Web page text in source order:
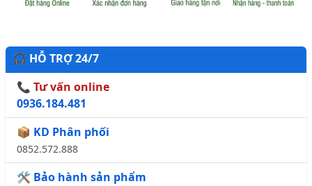
🎧 HỖ TRỢ 24/7
📞 Tư vấn online
0936.184.481
📦 KD Phân phối
0852.572.888
🛠️ Bảo hành sản phẩm